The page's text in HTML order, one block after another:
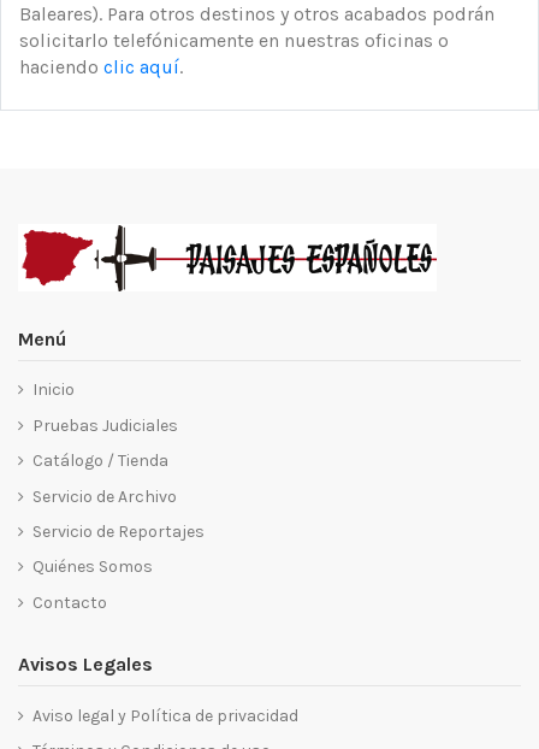
Baleares). Para otros destinos y otros acabados podrán
solicitarlo telefónicamente en nuestras oficinas o
haciendo clic aquí.
Menú
Inicio
Pruebas Judiciales
Catálogo / Tienda
Servicio de Archivo
Servicio de Reportajes
Quiénes Somos
Contacto
Avisos Legales
Aviso legal y Política de privacidad